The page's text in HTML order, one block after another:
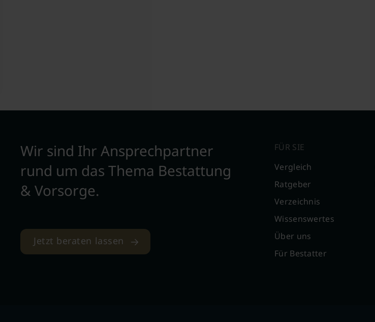
Wir sind Ihr Ansprechpartner
rund um das Thema Bestattung
& Vorsorge.
Jetzt beraten lassen
FÜR SIE
Vergleich
Ratgeber
Verzeichnis
Wissenswertes
Über uns
Für Bestatter